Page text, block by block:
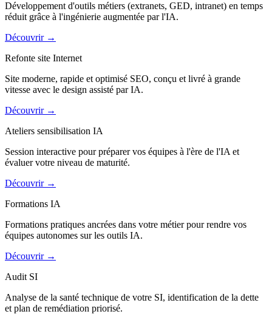
Développement d'outils métiers (extranets, GED, intranet) en temps
réduit grâce à l'ingénierie augmentée par l'IA.
Découvrir →
Refonte site Internet
Site moderne, rapide et optimisé SEO, conçu et livré à grande
vitesse avec le design assisté par IA.
Découvrir →
Ateliers sensibilisation IA
Session interactive pour préparer vos équipes à l'ère de l'IA et
évaluer votre niveau de maturité.
Découvrir →
Formations IA
Formations pratiques ancrées dans votre métier pour rendre vos
équipes autonomes sur les outils IA.
Découvrir →
Audit SI
Analyse de la santé technique de votre SI, identification de la dette
et plan de remédiation priorisé.